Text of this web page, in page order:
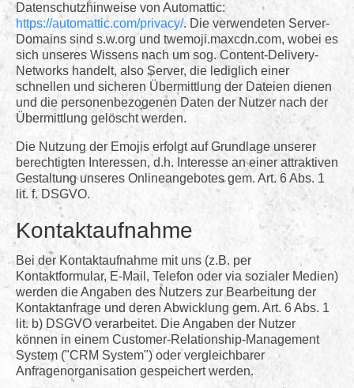
Datenschutzhinweise von Automattic:
https://automattic.com/privacy/. Die verwendeten Server-
Domains sind s.w.org und twemoji.maxcdn.com, wobei es
sich unseres Wissens nach um sog. Content-Delivery-
Networks handelt, also Server, die lediglich einer
schnellen und sicheren Übermittlung der Dateien dienen
und die personenbezogenen Daten der Nutzer nach der
Übermittlung gelöscht werden.
Die Nutzung der Emojis erfolgt auf Grundlage unserer
berechtigten Interessen, d.h. Interesse an einer attraktiven
Gestaltung unseres Onlineangebotes gem. Art. 6 Abs. 1
lit. f. DSGVO.
Kontaktaufnahme
Bei der Kontaktaufnahme mit uns (z.B. per
Kontaktformular, E-Mail, Telefon oder via sozialer Medien)
werden die Angaben des Nutzers zur Bearbeitung der
Kontaktanfrage und deren Abwicklung gem. Art. 6 Abs. 1
lit. b) DSGVO verarbeitet. Die Angaben der Nutzer
können in einem Customer-Relationship-Management
System ("CRM System") oder vergleichbarer
Anfragenorganisation gespeichert werden.